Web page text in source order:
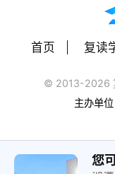
首页 复读
© 2013-2026
主办单
您